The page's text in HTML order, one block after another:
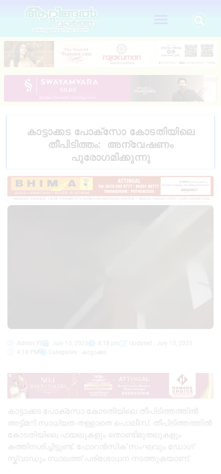
കാട്ടാക്കട പോക്സോ കോടതിയിലെ
തീപിടിത്തം: അന്വേഷണം
പുരോഗമിക്കുന്നു
Admin YS July 15, 2025 4:18 pm
Updated : July 15, 2025
4:18 PM
Categories : കാട്ടാക്കട
കാട്ടാക്കട പോക്സോ കോടതിയിലെ തീപിടിത്തത്തിൽ
അട്ടിമറി സാധ്യത തള്ളാതെ പൊലീസ്. തീപിടിത്തത്തിൽ
കോടതിയിലെ ഫയലുകളും തൊണ്ടിമുതലുകളും
കത്തിനശിച്ചിട്ടുണ്ട്. ഫോറൻസിക് സംഘവും ഡോഗ്
സ്ക്വാഡും സ്ഥലത്ത് പരിശോധന നടത്തുകയാണ്.